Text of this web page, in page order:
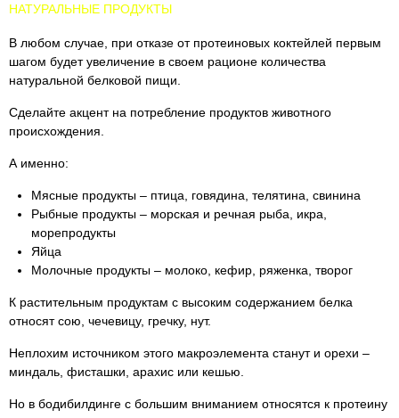
НАТУРАЛЬНЫЕ ПРОДУКТЫ
В любом случае, при отказе от протеиновых коктейлей первым
шагом будет увеличение в своем рационе количества
натуральной белковой пищи.
Сделайте акцент на потребление продуктов животного
происхождения.
А именно:
Мясные продукты – птица, говядина, телятина, свинина
Рыбные продукты – морская и речная рыба, икра,
морепродукты
Яйца
Молочные продукты – молоко, кефир, ряженка, творог
К растительным продуктам с высоким содержанием белка
относят сою, чечевицу, гречку, нут.
Неплохим источником этого макроэлемента станут и орехи –
миндаль, фисташки, арахис или кешью.
Но в бодибилдинге с большим вниманием относятся к протеину